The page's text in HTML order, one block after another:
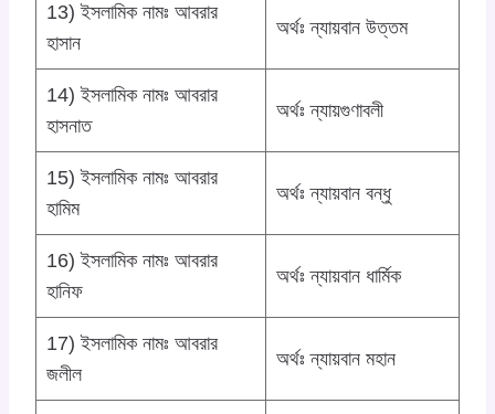
13) ইসলামিক নামঃ আবরার
হাসান
অর্থঃ ন্যায়বান উত্তম
14) ইসলামিক নামঃ আবরার
হাসনাত
অর্থঃ ন্যায়গুণাবলী
15) ইসলামিক নামঃ আবরার
হামিম
অর্থঃ ন্যায়বান বন্ধু
16) ইসলামিক নামঃ আবরার
হানিফ
অর্থঃ ন্যায়বান ধার্মিক
17) ইসলামিক নামঃ আবরার
জলীল
অর্থঃ ন্যায়বান মহান